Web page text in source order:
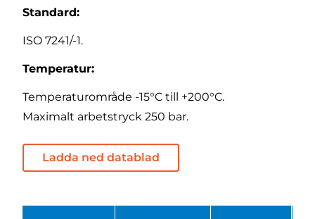
Standard:
ISO 7241/-1.
Temperatur:
Temperaturområde -15°C till +200°C.
Maximalt arbetstryck 250 bar.
Ladda ned datablad